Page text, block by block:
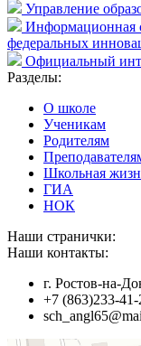
Управление
Информационная
федеральных
Официальный
Разделы:
О школе
Ученикам
Родителям
Школьная
ГИА
НОК
Наши странички:
Наши контакты:
г. Ростов-на-
+7 (863)233-